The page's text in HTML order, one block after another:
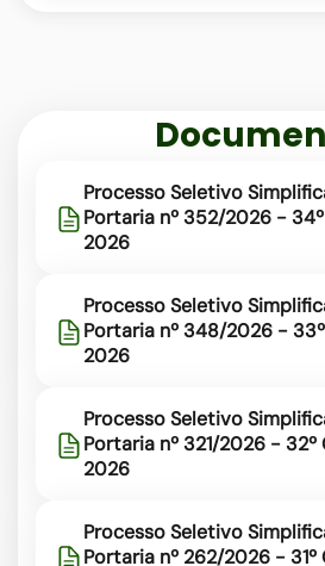
Processo Seletivo
Portaria nº 352/2026 -
2026
Processo Seletivo
Portaria nº 348/2026 -
2026
Processo Seletivo
Portaria nº 321/2026 -
2026
Processo Seletivo
Portaria nº 262/2026 -